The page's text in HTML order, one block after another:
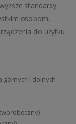
standardy
osobom,
do użytku
górnych i dolnych